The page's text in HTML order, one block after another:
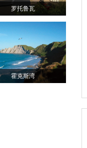
罗托鲁瓦
霍克斯湾